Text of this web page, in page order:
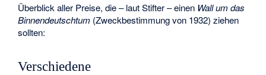
Überblick aller Preise, die – laut Stifter – einen Wall um das
Binnendeutschtum (Zweckbestimmung von 1932) ziehen
sollten:
Verschiedene